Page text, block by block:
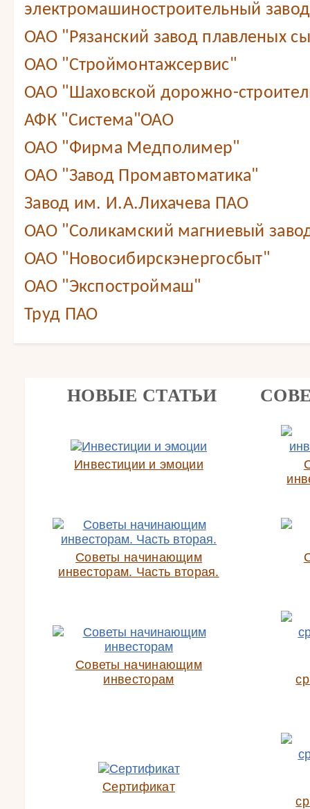
электромашиностроительный
ОАО "Рязанский завод плавленых
ОАО "Строймонтажсервис"
ОАО "Шаховской дорожно-
АФК "Система"ОАО
ОАО "Фирма Медполимер"
ОАО "Завод Промавтоматика"
Завод им. И.А.Лихачева ПАО
ОАО "Соликамский магниевый
ОАО "Новосибирскэнергосбыт"
ОАО "Экспостроймаш"
Труд ПАО
НОВЫЕ СТАТЬИ
Инвестиции и эмоции
Советы начинающим
инвесторам. Часть вторая.
Советы начинающим
инвесторам
Сертификат